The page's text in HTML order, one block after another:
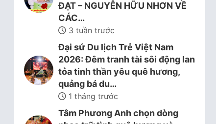
ĐẠT – NGUYỄN HỮU NHƠN VỀ
CÁC…
3 tuần trước
Đại sứ Du lịch Trẻ Việt Nam
2026: Đêm tranh tài sôi động lan
tỏa tinh thần yêu quê hương,
quảng bá du…
1 tháng trước
Tâm Phương Anh chọn dòng